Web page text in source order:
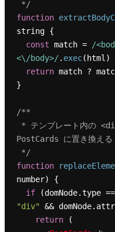
*/
function
string {
const match =
/
<\/body>/. exec(html)
return match ?
}
/**
PostCards に置き換える
*/
function
number) {
if (domNode.type
"div" && domNode.
return (